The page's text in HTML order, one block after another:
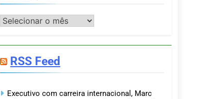
Postagens
RSS Feed
Executivo com carreira internacional, Marc